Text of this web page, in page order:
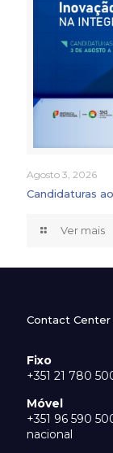
Agosto 3, 2026
Candidaturas
Ver mais
Contact Center
Fixo
+351 21 780
Móvel
+351 96 590
nacional